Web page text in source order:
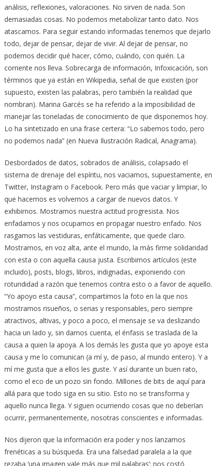
análisis, reflexiones, valoraciones. No sirven de nada. Son
demasiadas cosas. No podemos metabolizar tanto dato. Nos
atascamos. Para seguir estando informadas tenemos que dejarlo
todo, dejar de pensar, dejar de vivir. Al dejar de pensar, no
podemos decidir qué hacer, cómo, cuándo, con quién. La
corriente nos lleva. Sobrecarga de información, Infoxicación, son
términos que ya están en Wikipedia, señal de que existen (por
supuesto, existen las palabras, pero también la realidad que
nombran). Marina Garcés se ha referido a la imposibilidad de
manejar las toneladas de conocimiento de que disponemos hoy.
Lo ha sintetizado en una frase certera: “Lo sabemos todo, pero
no podemos nada” (en Nueva Ilustración Radical, Anagrama).
Desbordados de datos, sobrados de análisis, colapsado el
sistema de drenaje del espíritu, nos vaciamos, supuestamente, en
Twitter, Instagram o Facebook. Pero más que vaciar y limpiar, lo
que hacemos es volvernos a cargar de nuevos datos. Y
exhibirnos. Mostramos nuestra actitud progresista. Nos
enfadamos y nos ocupamos en propagar nuestro enfado. Nos
rasgamos las vestiduras, enfáticamente, que quede claro.
Mostramos, en voz alta, ante el mundo, la más firme solidaridad
con esta o con aquella causa justa. Escribimos artículos (este
incluido), posts, blogs, libros, indignadas, exponiendo con
rotundidad a razón que tenemos contra esto o a favor de aquello.
“Yo apoyo esta causa”, compartimos la foto en la que nos
mostramos risueños, o serias y responsables, pero siempre
atractivos, altivas, y poco a poco, el mensaje se va deslizando
hacia un lado y, sin darnos cuenta, el énfasis se traslada de la
causa a quien la apoya. A los demás les gusta que yo apoye esta
causa y me lo comunican (a mí y, de paso, al mundo entero). Y a
mí me gusta que a ellos les guste. Y así durante un buen rato,
como el eco de un pozo sin fondo. Millones de bits de aquí para
allá para que todo siga en su sitio. Esto no se transforma y
aquello nunca llega. Y siguen ocurriendo cosas que no deberían
ocurrir, permanentemente, nosotras conscientes e informadas.
Nos dijeron que la información era poder y nos lanzamos
frenéticas a su búsqueda. Era una falsedad paralela a la que
rezaba ‘una imagen vale más que mil palabras’: nos costó